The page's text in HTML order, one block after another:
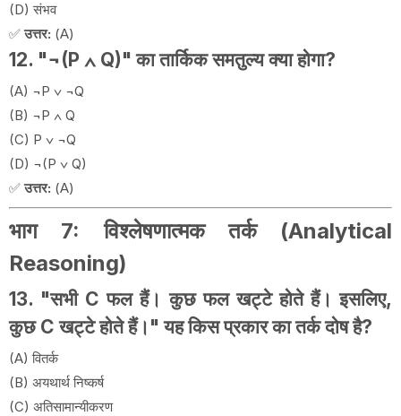
(D) संभव
✅उत्तर: (A)
12. "¬(P ∧ Q)" का तार्किक समतुल्य क्या होगा?
(A) ¬P ∨ ¬Q
(B) ¬P ∧ Q
(C) P ∨ ¬Q
(D) ¬(P ∨ Q)
✅उत्तर: (A)
भाग 7: विश्लेषणात्मक तर्क (Analytical
Reasoning)
13. "सभी C फल हैं। कुछ फल खट्टे होते हैं। इसलिए,
कुछ C खट्टे होते हैं।" यह किस प्रकार का तर्क दोष है?
(A) वितर्क
(B) अयथार्थ निष्कर्ष
(C) अतिसामान्यीकरण